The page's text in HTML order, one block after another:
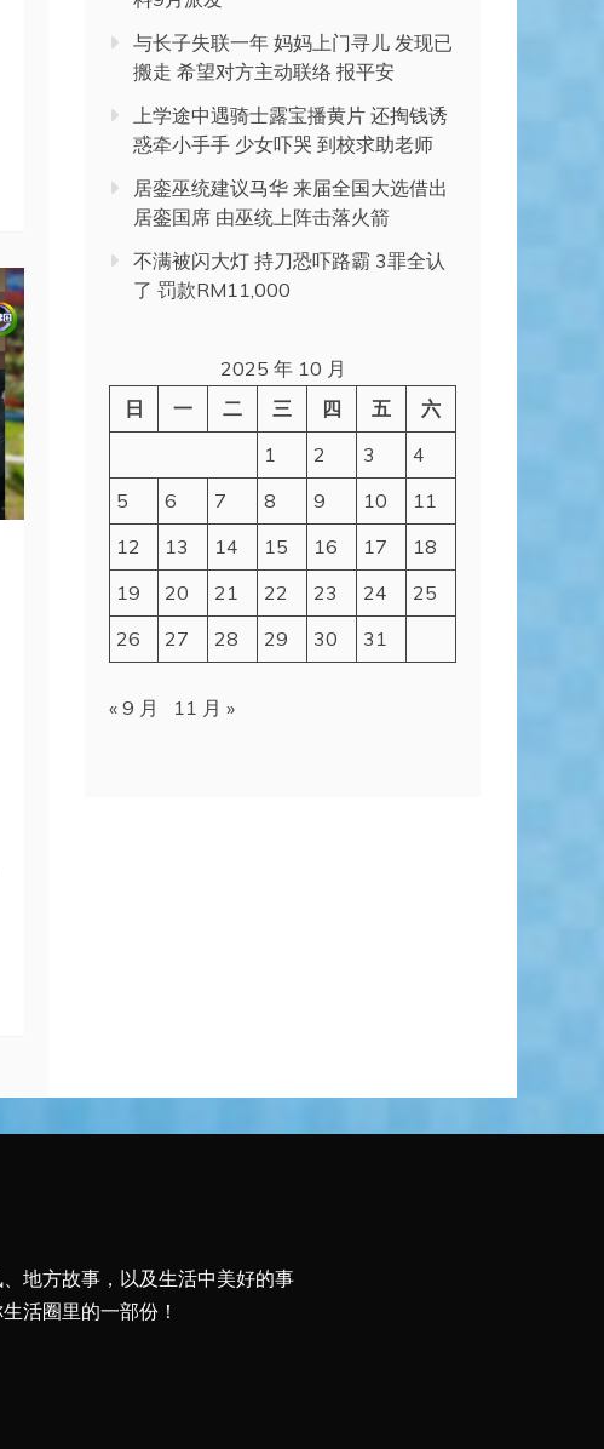
与长子失联一年 妈妈上门寻儿 发现已
搬走 希望对方主动联络 报平安
上学途中遇骑士露宝播黄片 还掏钱诱
惑牵小手手 少女吓哭 到校求助老师
居銮巫统建议马华 来届全国大选借出
居銮国席 由巫统上阵击落火箭
不满被闪大灯 持刀恐吓路霸 3罪全认
了 罚款RM11,000
2025 年 10 月
日
一 二 三 四 五
六
1
2 3
4
5
6 7 8 9 10
11
12
13 14 15 16 17
18
19
20 21 22 23 24
25
26
27 28 29 30 31
« 9 月 11 月 »
地方故事，以及生活中美好的事
活圈里的一部份！